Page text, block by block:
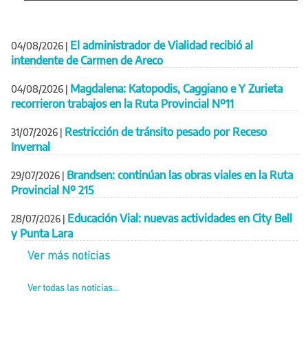
04/08/2026 | El administrador de Vialidad recibió al
intendente de Carmen de Areco
04/08/2026 | Magdalena: Katopodis, Caggiano e Y Zurieta
recorrieron trabajos en la Ruta Provincial Nº11
31/07/2026 | Restricción de tránsito pesado por Receso
Invernal
29/07/2026 | Brandsen: continúan las obras viales en la Ruta
Provincial Nº 215
28/07/2026 | Educación Vial: nuevas actividades en City Bell
y Punta Lara
Ver más noticias
Ver todas las noticias...